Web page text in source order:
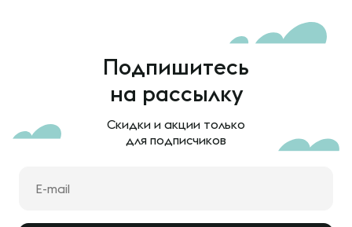
Подпишитесь
на рассылку
Скидки и акции только
для подписчиков